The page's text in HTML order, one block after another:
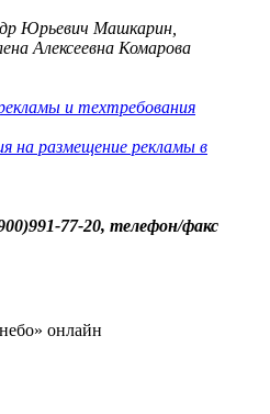
Юрьевич Машкарин,
Алексеевна Комарова
и техтребования
на размещение рекламы в
77-20, телефон/факс
онлайн